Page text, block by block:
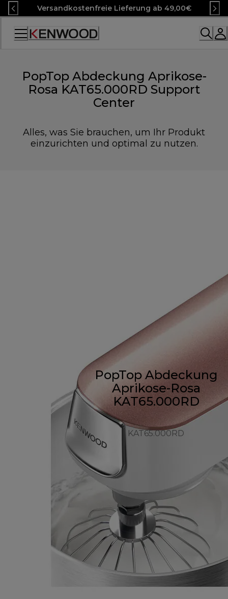
Skip
to
Content
Versandkostenfreie Lieferung ab 49,00€
Accessibility
PopTop Abdeckung Aprikose-
Rosa KAT65.000RD Support
Center
Alles, was Sie brauchen, um Ihr Produkt
einzurichten und optimal zu nutzen.
PopTop Abdeckung
Aprikose-Rosa
KAT65.000RD
KAT65.000RD